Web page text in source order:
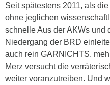
Seit spätestens 2011, als
ohne jeglichen
schnelle Aus der AKWs und
Niedergang der BRD
auch rein GARNICHTS,
Merz versucht die
weiter voranzutreiben. Und